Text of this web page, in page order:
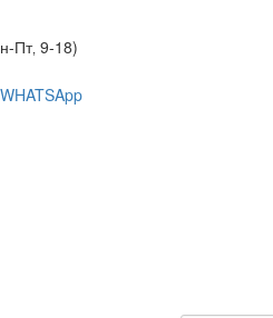
Пт‚ 9-18)
WHATSApp